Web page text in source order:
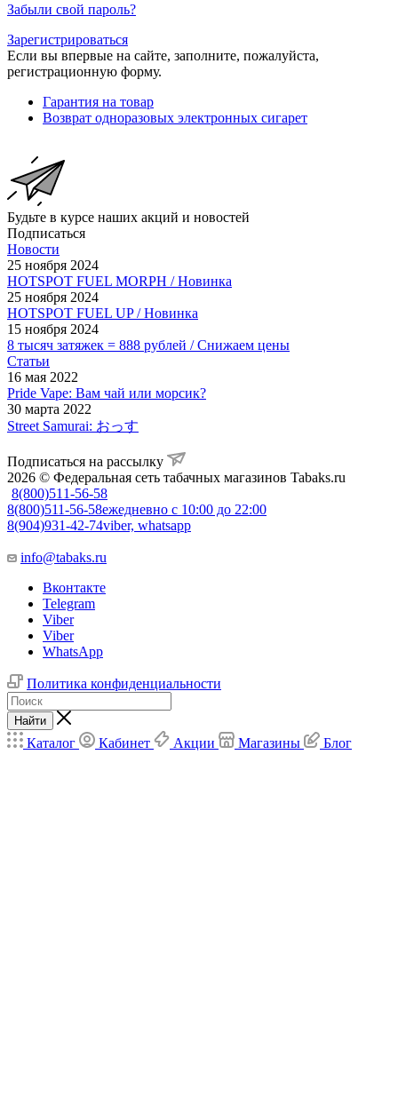
Забыли свой пароль?
Зарегистрироваться
Если вы впервые на сайте, заполните, пожалуйста,
регистрационную форму.
Гарантия на товар
Возврат одноразовых электронных сигарет
Будьте в курсе наших акций и новостей
Подписаться
Новости
25 ноября 2024
HOTSPOT FUEL MORPH / Новинка
25 ноября 2024
HOTSPOT FUEL UP / Новинка
15 ноября 2024
8 тысяч затяжек = 888 рублей / Снижаем цены
Статьи
16 мая 2022
Pride Vape: Вам чай или морсик?
30 марта 2022
Street Samurai: おっす
Подписаться на рассылку
2026 © Федеральная сеть табачных магазинов Tabaks.ru
8(800)511-56-58
8(800)511-56-58ежедневно с 10:00 до 22:00
8(904)931-42-74viber, whatsapp
info@tabaks.ru
Вконтакте
Telegram
Viber
Viber
WhatsApp
Политика конфиденциальности
Найти
Каталог Кабинет Акции Магазины Блог